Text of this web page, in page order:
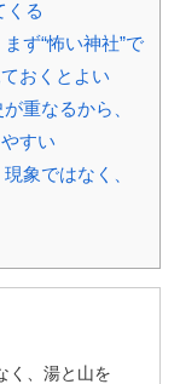
くる
ず“怖い神社”で
おくとよい
重なるから、
すい
象ではなく、
く、湯と山を